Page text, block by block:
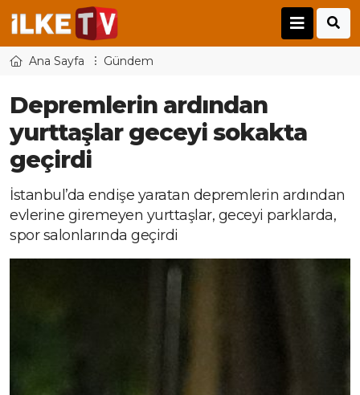
Ana Sayfa Gündem
Depremlerin ardından
yurttaşlar geceyi sokakta
geçirdi
İstanbul’da endişe yaratan depremlerin ardından
evlerine giremeyen yurttaşlar, geceyi parklarda,
spor salonlarında geçirdi